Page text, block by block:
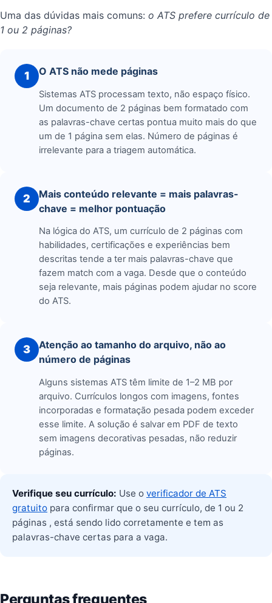
Uma das dúvidas mais comuns: o ATS prefere currículo de
1 ou 2 páginas?
1 O ATS não mede páginas
Sistemas ATS processam texto, não espaço físico.
Um documento de 2 páginas bem formatado com
as palavras-chave certas pontua muito mais do que
um de 1 página sem elas. Número de páginas é
irrelevante para a triagem automática.
2
Mais conteúdo relevante = mais palavras-
chave = melhor pontuação
Na lógica do ATS, um currículo de 2 páginas com
habilidades, certificações e experiências bem
descritas tende a ter mais palavras-chave que
fazem match com a vaga. Desde que o conteúdo
seja relevante, mais páginas podem ajudar no score
do ATS.
3
Atenção ao tamanho do arquivo, não ao
número de páginas
Alguns sistemas ATS têm limite de 1–2 MB por
arquivo. Currículos longos com imagens, fontes
incorporadas e formatação pesada podem exceder
esse limite. A solução é salvar em PDF de texto
sem imagens decorativas pesadas, não reduzir
páginas.
Verifique seu currículo: Use o verificador de ATS
gratuito para confirmar que o seu currículo, de 1 ou 2
páginas , está sendo lido corretamente e tem as
palavras-chave certas para a vaga.
Perguntas frequentes